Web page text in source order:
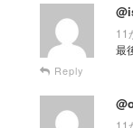
11
最
Reply
11